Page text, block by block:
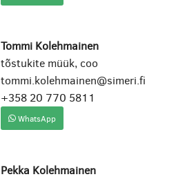
Tommi Kolehmainen
tõstukite müük, coo
tommi.kolehmainen@simeri.fi
+358 20 770 5811
WhatsApp
Pekka Kolehmainen